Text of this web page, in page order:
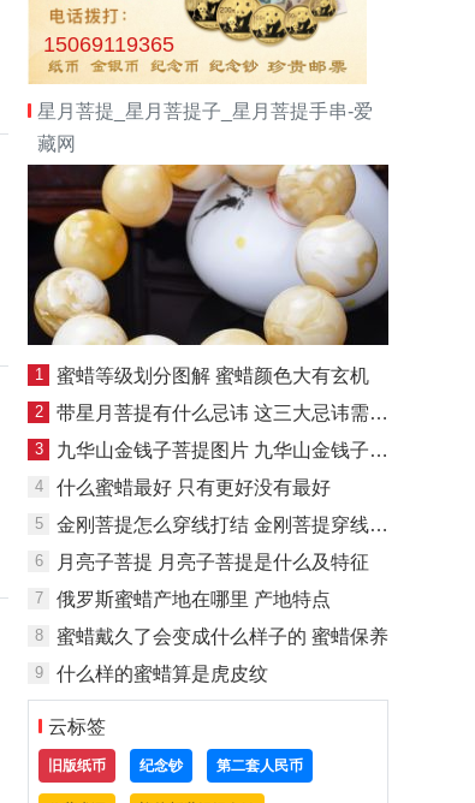
15069119365
星月菩提_星月菩提子_星月菩提手串-爱
藏网
1 蜜蜡等级划分图解 蜜蜡颜色大有玄机
2 带星月菩提有什么忌讳 这三大忌讳需了解
3 九华山金钱子菩提图片 九华山金钱子菩提好吗
4 什么蜜蜡最好 只有更好没有最好
5 金刚菩提怎么穿线打结 金刚菩提穿线图解
6 月亮子菩提 月亮子菩提是什么及特征
7 俄罗斯蜜蜡产地在哪里 产地特点
8 蜜蜡戴久了会变成什么样子的 蜜蜡保养
9 什么样的蜜蜡算是虎皮纹
云标签
旧版纸币 纪念钞 第二套人民币